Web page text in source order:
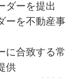
ダーを提出
ーを不動産事
に合致する常
供